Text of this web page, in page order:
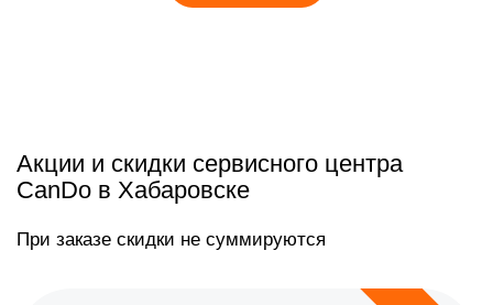
Акции и скидки сервисного центра
CanDo в Хабаровске
При заказе скидки не суммируются